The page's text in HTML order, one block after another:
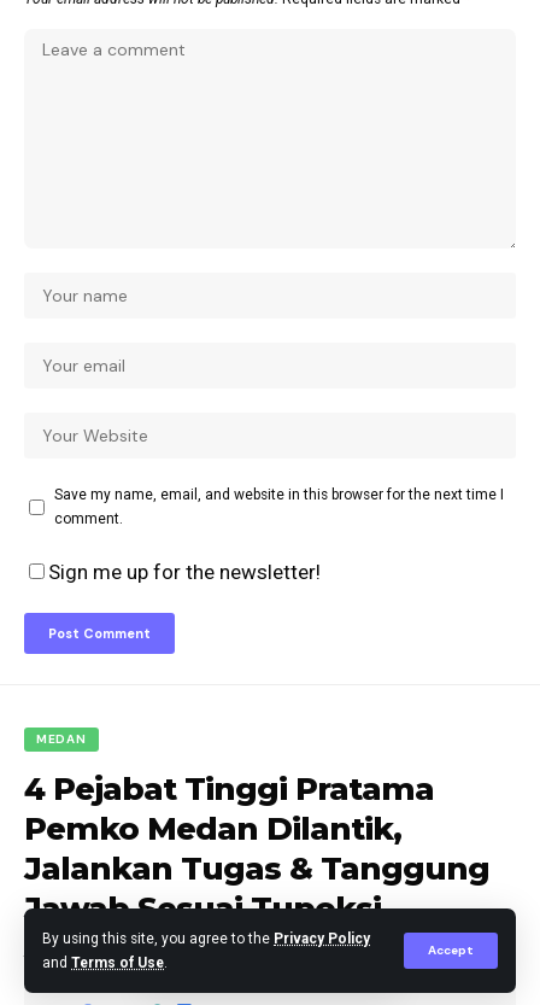
By using this site, you agree to the Privacy Policy
and Terms of Use.
Accept
Save my name, email, and website in this browser for the next time I
comment.
Sign me up for the newsletter!
MEDAN
4 Pejabat Tinggi Pratama
Pemko Medan Dilantik,
Jalankan Tugas & Tanggung
Jawab Sesuai Tupoksi,
Jangan Korupsi!